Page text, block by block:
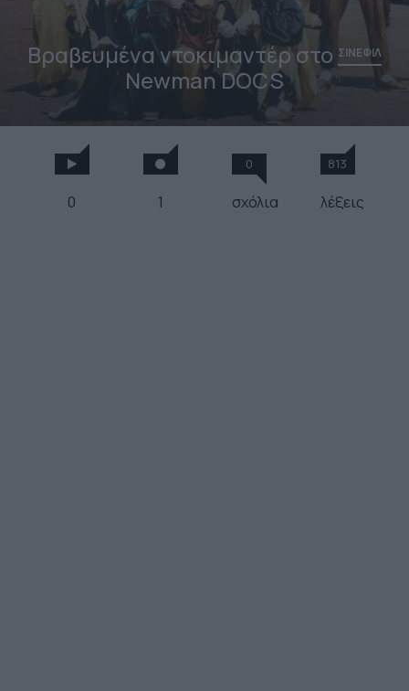
Βραβευμένα ντοκιμαντέρ στο ΣΙΝΕΦΙΛ
Νewman DOCS
0 1
0
σχόλια
813
λέξεις